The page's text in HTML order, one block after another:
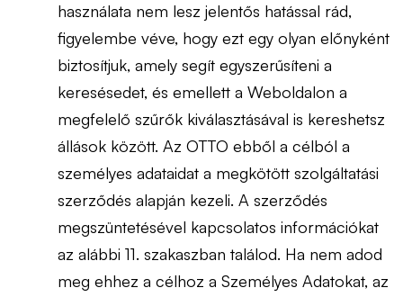
használata nem lesz jelentős hatással rád,
figyelembe véve, hogy ezt egy olyan előnyként
biztosítjuk, amely segít egyszerűsíteni a
keresésedet, és emellett a Weboldalon a
megfelelő szűrők kiválasztásával is kereshetsz
állások között. Az OTTO ebből a célból a
személyes adataidat a megkötött szolgáltatási
szerződés alapján kezeli. A szerződés
megszüntetésével kapcsolatos információkat
az alábbi 11. szakaszban találod. Ha nem adod
meg ehhez a célhoz a Személyes Adatokat, az